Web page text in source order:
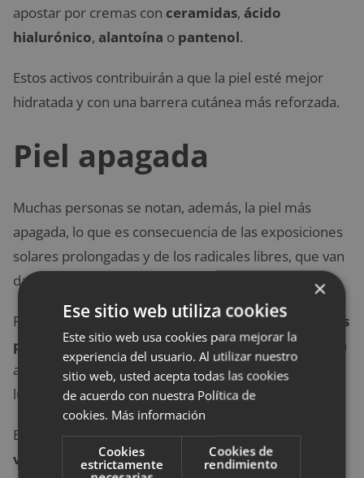
apostar por cremas con ceramidas, ácido
hialurónico, alantoína o pantenol.
Estos activos contribuirán a que la piel esté mejor
hidratada y con una barrera cutánea más reforzada.
Piel apagada
Muchas personas se notan, además, la piel más
apagada, lo que es consecuencia de las exposiciones
solares prolongadas y de los radicales libres, que van
dañando nuestra epidermis.
Para ello, la opción perfecta esincluir antioxidantes
por las mañanasen nuestras rutinas. Ellos nos van a
ayudar a frenar ese daño oxidativo aportando
luminosidad al rostro en cuestión de segundos.
Buscad sérums que contenganniacinamida
o
vitamina Cy notaréis cómo la piel se vuelve más
×
Ese sitio web utiliza cookies
Este sitio web usa cookies para mejorar la
experiencia del usuario. Al utilizar nuestro
sitio web, usted acepta todas las cookies
de acuerdo con nuestra Política de
cookies. Más información
Cookies
estrictamente
Cookies de
rendimiento